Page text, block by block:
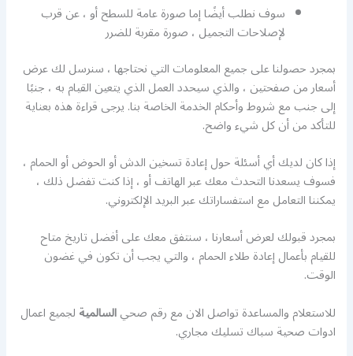
سوف نطلب أيضًا إما صورة عامة للسطح أو ، عن قرب
لإصلاحات التجميل ، صورة مقربة للضرر
بمجرد حصولنا على جميع المعلومات التي نحتاجها ، سنرسل لك عرض
أسعار من صفحتين ، والذي سيحدد العمل الذي يتعين القيام به ، جنبًا
إلى جنب مع شروط وأحكام الخدمة الخاصة بنا. يرجى قراءة هذه بعناية
للتأكد من أن كل شيء واضح.
إذا كان لديك أي أسئلة حول إعادة تسخين الدش أو الحوض أو الحمام ،
فسوف يسعدنا التحدث معك عبر الهاتف أو ، إذا كنت تفضل ذلك ،
يمكننا التعامل مع استفساراتك عبر البريد الإلكتروني.
بمجرد قبولك لعرض أسعارنا ، سنتفق معك على أفضل تاريخ متاح
للقيام بأعمال إعادة طلاء الحمام ، والتي يجب أن تكون في غضون
الوقت.
للاستعلام والمساعدة تواصل الان مع رقم صحيالسالميةلجميع اعمال
ادوات صحية سباك تسليك مجاري.